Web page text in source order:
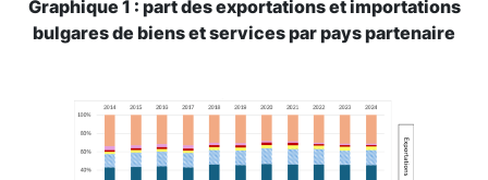
Graphique 1 : part des exportations et importations
bulgares de biens et services par pays partenaire